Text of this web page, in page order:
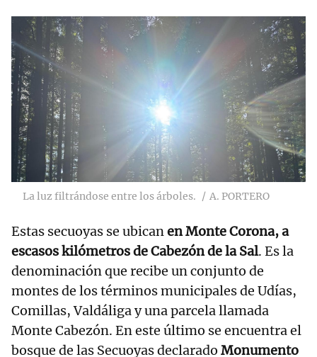
La luz filtrándose entre los árboles. A. PORTERO
Estas secuoyas se ubicanen Monte Corona, a
escasos kilómetros de Cabezón de la Sal. Es la
denominación que recibe un conjunto de
montes de los términos municipales de Udías,
Comillas, Valdáliga y una parcela llamada
Monte Cabezón. En este último se encuentra el
bosque de las Secuoyas declarado Monumento